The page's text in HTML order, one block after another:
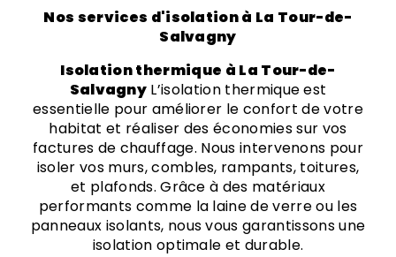
Nos services d'isolation à La Tour-de-
Salvagny
Isolation thermique à La Tour-de-
Salvagny L’isolation thermique est
essentielle pour améliorer le confort de votre
habitat et réaliser des économies sur vos
factures de chauffage. Nous intervenons pour
isoler vos murs, combles, rampants, toitures,
et plafonds. Grâce à des matériaux
performants comme la laine de verre ou les
panneaux isolants, nous vous garantissons une
isolation optimale et durable.